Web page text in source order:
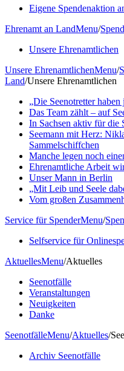
Eigene Spendenaktion
Ehrenamt an LandMenu/
Unsere Ehrenamtlichen
Unsere EhrenamtlichenMenu/
Land/Unsere Ehrenamtlichen
„Die Seenotretter
Das Team zählt – auf
In Sachsen aktiv für die
Seemann mit Herz:
Sammelschiffchen
Manche legen noch
Ehrenamtliche Arbeit
Unser Mann in Berlin
„Mit Leib und Seele
Vom großen
Service für SpenderMenu/
Selfservice für
AktuellesMenu/Aktuelles
Seenotfälle
Veranstaltungen
Neuigkeiten
Danke
SeenotfälleMenu/Aktuelles/
Archiv Seenotfälle